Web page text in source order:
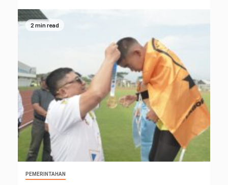
2 min read
PEMERINTAHAN